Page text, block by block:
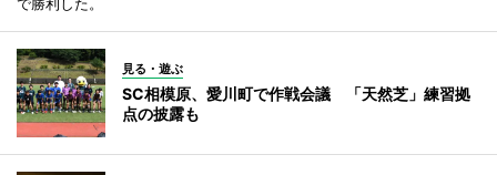
見る・遊ぶ
SC相模原、愛川町で作戦会議 「天然芝」練習拠
点の披露も